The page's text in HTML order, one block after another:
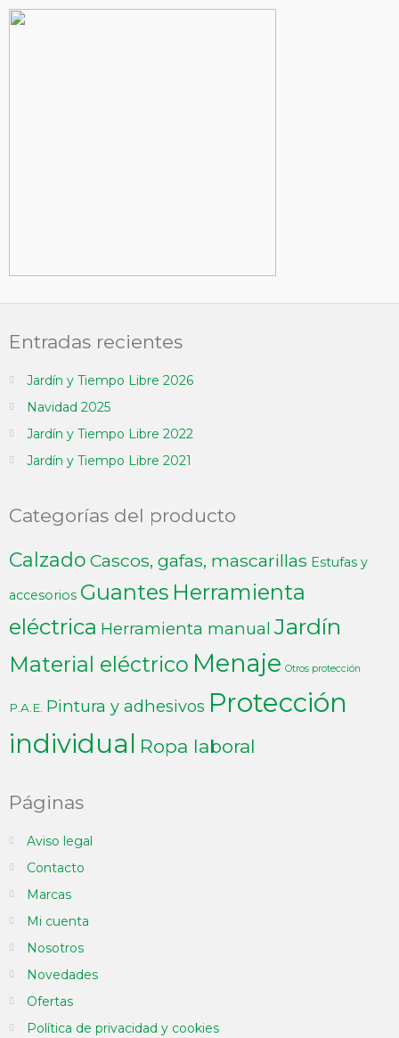
Entradas recientes
Jardín y Tiempo Libre 2026
Navidad 2025
Jardín y Tiempo Libre 2022
Jardín y Tiempo Libre 2021
Categorías del producto
Calzado Cascos, gafas, mascarillas Estufas y
accesorios Guantes Herramienta
eléctrica Herramienta manual Jardín
Material eléctrico Menaje Otros protección
P.A.E. Pintura y adhesivos Protección
individual Ropa laboral
Páginas
Aviso legal
Contacto
Marcas
Mi cuenta
Nosotros
Novedades
Ofertas
Política de privacidad y cookies